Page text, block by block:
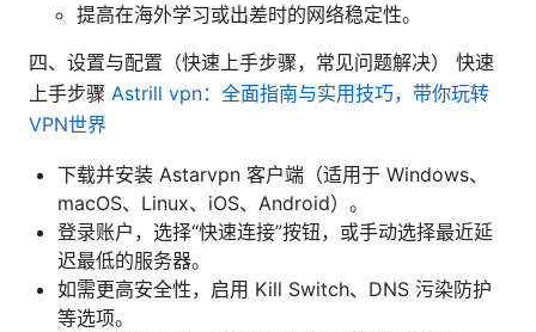
提高在海外学习或出差时的网络稳定性。
四、设置与配置（快速上手步骤，常见问题解决） 快速
上手步骤 Astrill vpn：全面指南与实用技巧，带你玩转
VPN世界
下载并安装 Astarvpn 客户端（适用于 Windows、
macOS、Linux、iOS、Android）。
登录账户，选择“快速连接”按钮，或手动选择最近延
迟最低的服务器。
如需更高安全性，启用 Kill Switch、DNS 污染防护
等选项。